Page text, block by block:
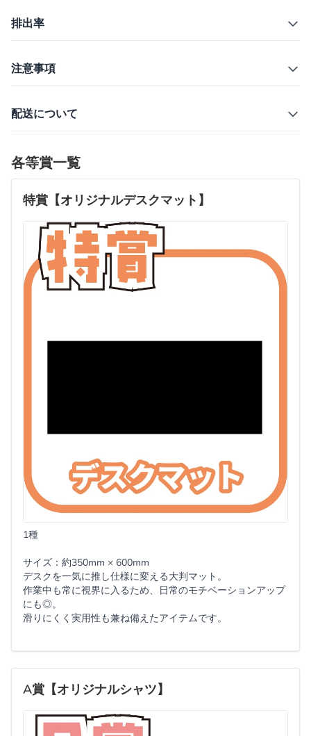
排出率
注意事項
配送について
各等賞一覧
特賞【オリジナルデスクマット】
1種
サイズ：約350mm × 600mm
デスクを一気に推し仕様に変える大判マット。
作業中も常に視界に入るため、日常のモチベーションアップ
にも◎。
滑りにくく実用性も兼ね備えたアイテムです。
A賞【オリジナルシャツ】